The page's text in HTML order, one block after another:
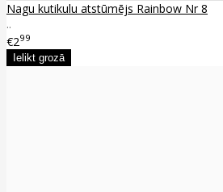
Nagu kutikulu atstūmējs Rainbow Nr 8
..
€299